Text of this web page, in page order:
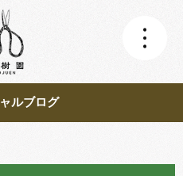
ルブログ